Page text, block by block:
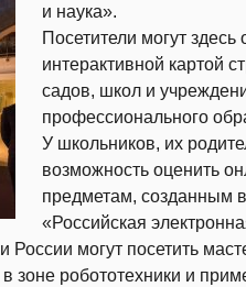
и наука».
Посетители могут здесь
интерактивной картой
садов, школ и
профессионального
У школьников, их
возможность оценить
предметам, созданным
«Российская
России могут посетить
зоне робототехники и